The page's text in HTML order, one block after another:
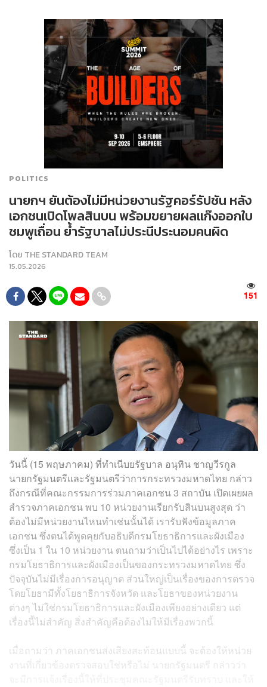
POLITICS
นายกฯ ยันต้องไม่มีหน่วยงานรัฐคอร์รัปชัน หลัง
เอกชนเปิดโพลสินบน พร้อมขยายผลแก๊งออกใบ
ชมพูเถื่อน ย้ำรัฐบาลไม่ประนีประนอมคนผิด
โดย THE STANDARD TEAM
15.05.2026
151
วันนี้ (15 พฤษภาคม) ที่ทำเนีบยรัฐบาล อนุทิน ชาญวีรกูล
นายกรัฐมนตรีและรัฐมนตรีว่าการกระทรวงมหาดไทย กล่าว
ถึงกรณีที่คณะกรรมการร่วมภาคเอกชน 3 สถาบัน เปิดเผยผล
สำรวจภาคเอกชน พบ 10 หน่วยงานเรียกรับสินบนสูงสุด ว่า
ต้องไม่มีหน่วยงานไหนทำเช่นนั้นได้ เรารับฟังข้อมูลภาค
เอกชน ซึ่งตนได้พูดคุยกับอธิบดีกรมโยธาธิการและผังเมือง
ซึ่งเป็น 1 ใน 10 หน่วยงาน ตนถามว่าเป็นไปได้อย่างไร เพราะ
กรมโยธาธิการและผังเมืองเป็นของกระทรวงมหาดไทย ซึ่ง
ปัจจุบันไม่มีเรื่องการอนุญาต ส่วนใหญ่เป็นเรื่องของการตรวจ
โดยโยธามีทั้งโยธาธิการจังหวัด และโยธาของหน่วยงาน
ต่างๆ ไม่ใช่กรมโยธาธิการและผังเมืองเพียงอย่างเดียว แต่
เรื่องนี้ไม่สำคัญ สิ่งสำคัญคือต้องไม่ให้มีเรื่องพวกนี้
เมื่อถามว่า ภาคเอกชนส่งเสียงสะท้อนแบบนี้ จะต้องให้หน่วย
งานที่เกี่ยวข้องตรวจสอบใช่หรือไม่ นายกรัฐมนตรี กล่าวว่า